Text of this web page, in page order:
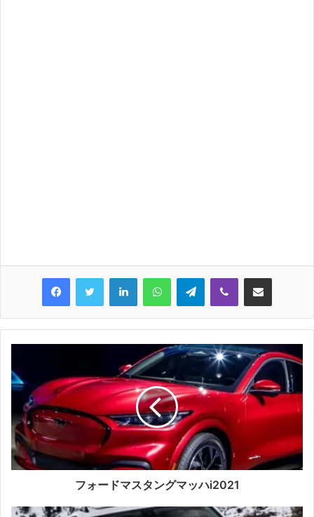
LinkedInWhatsAppTelegramViber Share via Email
フォードマスタングマッハi2021